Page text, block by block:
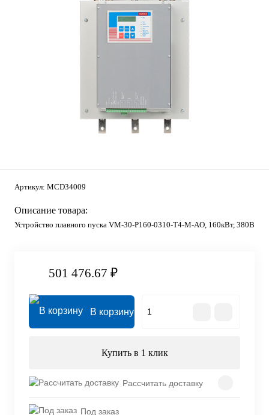
Артикул: MCD34009
Описание товара:
Устройство плавного пуска VM-30-P160-0310-T4-M-AO, 160кВт, 380В
501 476.67 ₽
В корзину
Купить в 1 клик
Рассчитать доставку
Под заказ